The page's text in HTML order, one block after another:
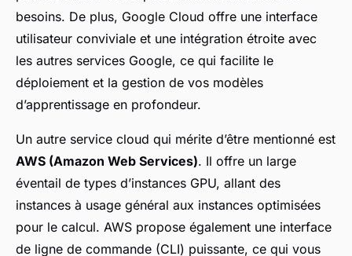
besoins. De plus, Google Cloud offre une interface
utilisateur conviviale et une intégration étroite avec
les autres services Google, ce qui facilite le
déploiement et la gestion de vos modèles
d’apprentissage en profondeur.
Un autre service cloud qui mérite d’être mentionné est
AWS (Amazon Web Services). Il offre un large
éventail de types d’instances GPU, allant des
instances à usage général aux instances optimisées
pour le calcul. AWS propose également une interface
de ligne de commande (CLI) puissante, ce qui vous